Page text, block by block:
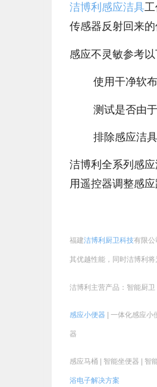
洁博利感应洁具
传感器反射回来
感应不灵敏参考以
使用干净软
测试是否由
排除感应洁
洁博利全系列感
用遥控器调整感
福建洁博利厨卫科技有限公
其优越性能，同时洁博利
洁博利主营产品：智能厨
感应小便器 | 一体化感应小
器
感应马桶 | 智能坐便器 | 智
浴电子解决方案